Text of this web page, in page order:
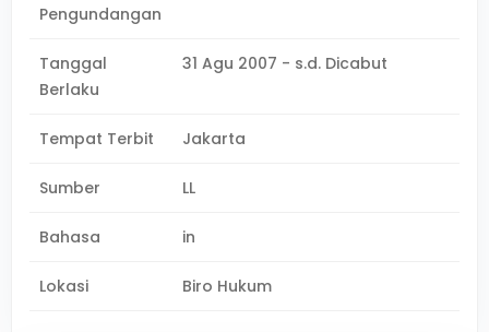
Pengundangan
Tanggal
Berlaku
31 Agu 2007 - s.d. Dicabut
Tempat Terbit Jakarta
Sumber LL
Bahasa in
Lokasi Biro Hukum